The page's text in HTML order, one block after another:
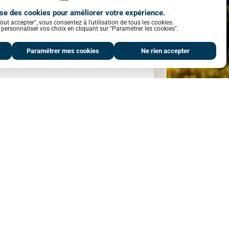
dont honoraires état des lieux : 165 € TTC
des énergies indexés sur les années
Montant estimé des dépenses annuelles
560 € et 790 € par an.
des cookies pour améliorer votre expérience.
accepter", vous consentez à l'utilisation de tous les cookies.
vos choix en cliquant sur "Paramétrer les cookies".
Paramétrer mes cookies Ne rien accepter